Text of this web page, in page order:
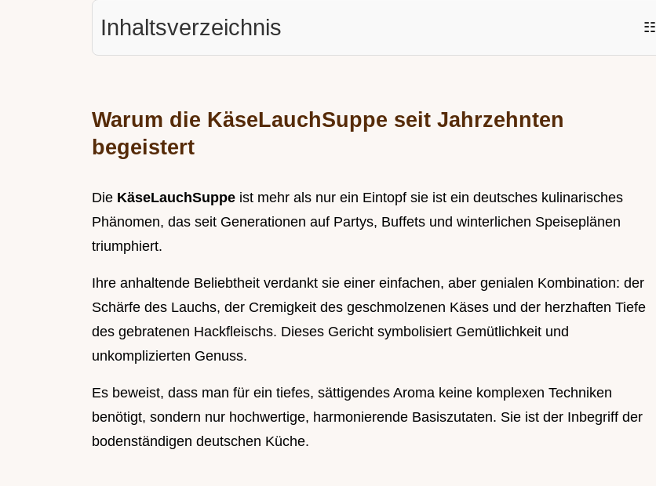
Inhaltsverzeichnis ☷
Warum die KäseLauchSuppe seit Jahrzehnten
begeistert
Die KäseLauchSuppe ist mehr als nur ein Eintopf sie ist ein deutsches kulinarisches
Phänomen, das seit Generationen auf Partys, Buffets und winterlichen Speiseplänen
triumphiert.
Ihre anhaltende Beliebtheit verdankt sie einer einfachen, aber genialen Kombination: der
Schärfe des Lauchs, der Cremigkeit des geschmolzenen Käses und der herzhaften Tiefe
des gebratenen Hackfleischs. Dieses Gericht symbolisiert Gemütlichkeit und
unkomplizierten Genuss.
Es beweist, dass man für ein tiefes, sättigendes Aroma keine komplexen Techniken
benötigt, sondern nur hochwertige, harmonierende Basiszutaten. Sie ist der Inbegriff der
bodenständigen deutschen Küche.